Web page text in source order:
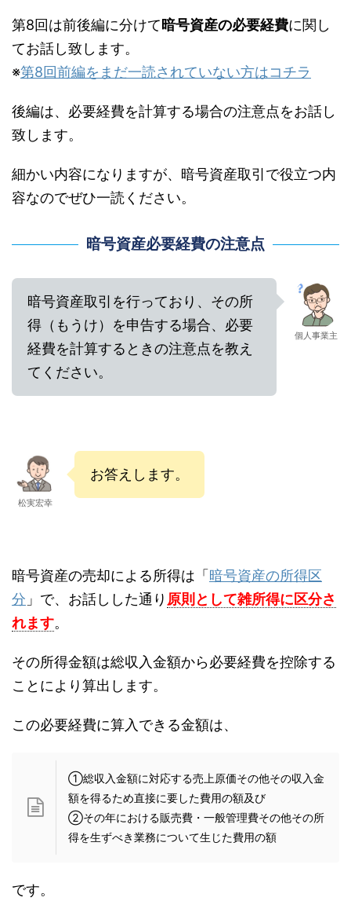
第8回は前後編に分けて 暗号資産の必要経費に関し
てお話し致します。
※第8回前編をまだ一読されていない方はコチラ
後編は、必要経費を計算する場合の注意点をお話し
致します。
細かい内容になりますが、暗号資産取引で役立つ内
容なのでぜひ一読ください。
暗号資産必要経費の注意点
暗号資産取引を行っており、その所
得（もうけ）を申告する場合、必要
経費を計算するときの注意点を教え
てください。
個人事業主
松実宏幸
お答えします。
暗号資産の売却による所得は「 暗号資産の所得区
分 」で、お話しした通り 原則として雑所得に区分さ
れます。
その所得金額は総収入金額から必要経費を控除する
ことにより算出します。
この必要経費に算入できる金額は、
①総収入金額に対応する売上原価その他その収入金
額を得るため直接に要した費用の額及び
②その年における販売費・一般管理費その他その所
得を生ずべき業務について生じた費用の額
です。